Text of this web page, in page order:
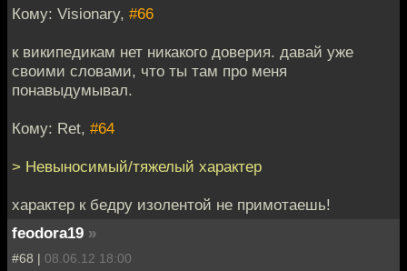
Кому: Visionary, #66
к википедикам нет никакого доверия. давай уже
своими словами, что ты там про меня
понавыдумывал.
Кому: Ret, #64
> Невыносимый/тяжелый характер
характер к бедру изолентой не примотаешь!
feodora19 »
#68 | 08.06.12 18:00